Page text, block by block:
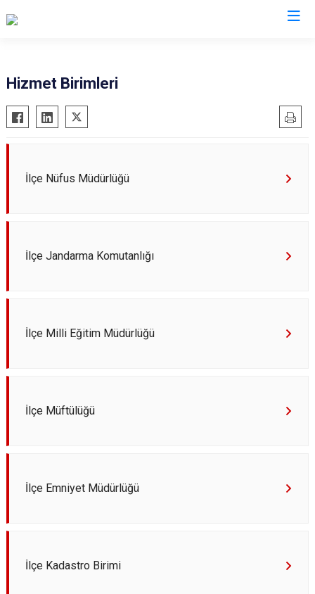
Akçakale
Birecik
Ceylanpınar
Harran
Hizmet Birimleri
İlçe Nüfus Müdürlüğü
İlçe Jandarma Komutanlığı
İlçe Milli Eğitim Müdürlüğü
İlçe Müftülüğü
İlçe Emniyet Müdürlüğü
İlçe Kadastro Birimi